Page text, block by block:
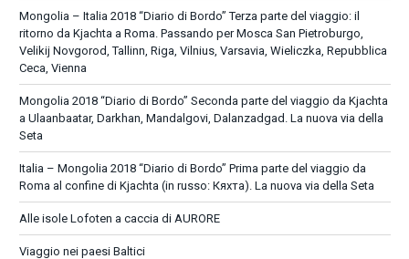
Mongolia – Italia 2018 “Diario di Bordo” Terza parte del viaggio: il
ritorno da Kjachta a Roma. Passando per Mosca San Pietroburgo,
Velikij Novgorod, Tallinn, Riga, Vilnius, Varsavia, Wieliczka, Repubblica
Ceca, Vienna
Mongolia 2018 “Diario di Bordo” Seconda parte del viaggio da Kjachta
a Ulaanbaatar, Darkhan, Mandalgovi, Dalanzadgad. La nuova via della
Seta
Italia – Mongolia 2018 “Diario di Bordo” Prima parte del viaggio da
Roma al confine di Kjachta (in russo: Кяхта). La nuova via della Seta
Alle isole Lofoten a caccia di AURORE
Viaggio nei paesi Baltici